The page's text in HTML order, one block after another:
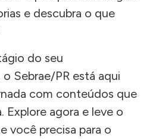
e descubra o que
do seu
Sebrae/PR está aqui
com conteúdos que
Explore agora e leve o
você precisa para o